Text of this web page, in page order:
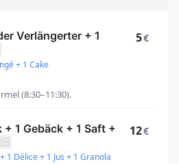
Verlängerter + 1
+ 1 Cake
(8:30–11:30).
5€
1 Gebäck + 1 Saft +
1 Délice + 1 Jus + 1 Granola
12€